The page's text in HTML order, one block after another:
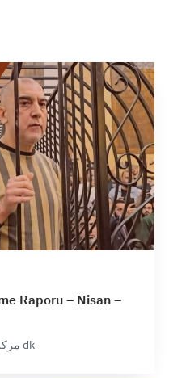
Raporu – Nisan –
مركز عمران للدراسات الاستراتيجية · 13 dk